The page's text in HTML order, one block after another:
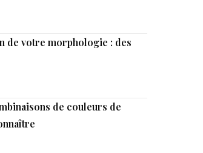
de votre morphologie : des
de couleurs de